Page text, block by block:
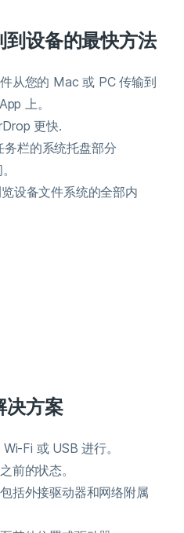
设备的最快方法
件从您的 Mac 或 PC 传输到
上。
更快.
栏的系统托盘部分
设备文件系统的全部内
决方案
Fi 或 USB 进行。
前的状态。
包括外接驱动器和网络附属